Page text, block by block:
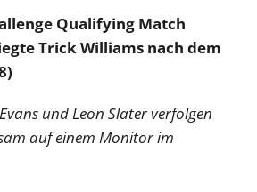
Qualifying Match
Trick Williams nach dem
Evans und Leon Slater verfolgen
auf einem Monitor im